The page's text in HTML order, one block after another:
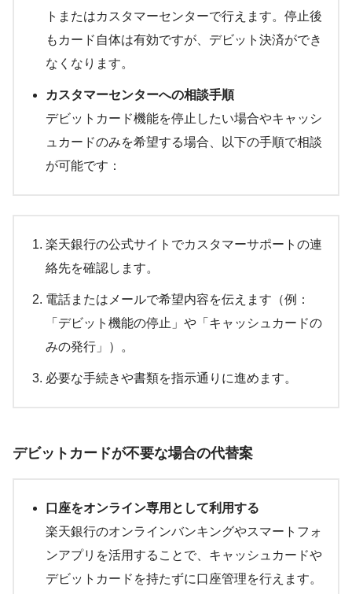
トまたはカスタマーセンターで行えます。停止後
もカード自体は有効ですが、デビット決済ができ
なくなります。
カスタマーセンターへの相談手順
デビットカード機能を停止したい場合やキャッシ
ュカードのみを希望する場合、以下の手順で相談
が可能です：
楽天銀行の公式サイトでカスタマーサポートの連
絡先を確認します。
電話またはメールで希望内容を伝えます（例：
「デビット機能の停止」や「キャッシュカードの
みの発行」）。
必要な手続きや書類を指示通りに進めます。
デビットカードが不要な場合の代替案
口座をオンライン専用として利用する
楽天銀行のオンラインバンキングやスマートフォ
ンアプリを活用することで、キャッシュカードや
デビットカードを持たずに口座管理を行えます。